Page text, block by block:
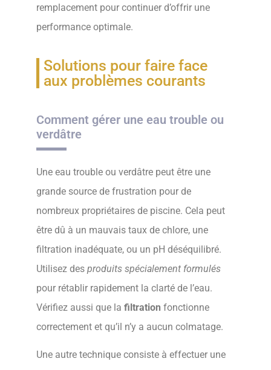
remplacement pour continuer d’offrir une
performance optimale.
Solutions pour faire face
aux problèmes courants
Comment gérer une eau trouble ou
verdâtre
Une eau trouble ou verdâtre peut être une
grande source de frustration pour de
nombreux propriétaires de piscine. Cela peut
être dû à un mauvais taux de chlore, une
filtration inadéquate, ou un pH déséquilibré.
Utilisez des produits spécialement formulés
pour rétablir rapidement la clarté de l’eau.
Vérifiez aussi que la filtration fonctionne
correctement et qu’il n’y a aucun colmatage.
Une autre technique consiste à effectuer une